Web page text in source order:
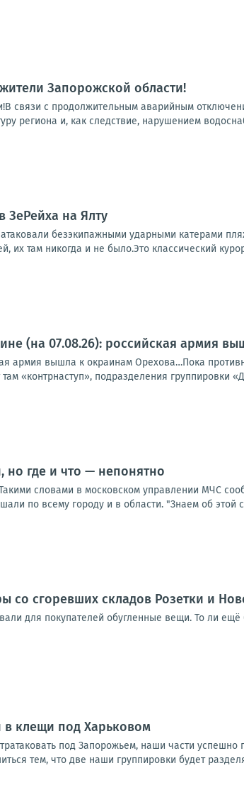
Запорожской области!
связи с продолжительным аварийным
региона и, как следствие, нарушением
ЗеРейха на Ялту
безэкипажными ударными катерами
их там никогда и не было.Это классический
(на 07.08.26): российская армия
армия вышла к окраинам Орехова…Пока
«контрнаступ», подразделения группировки
где и что — непонятно
словами в московском управлении МЧС
по всему городу и в области. "Знаем об этой
со сгоревших складов Розетки и
для покупателей обугленные вещи. То
в клещи под Харьковом
под Запорожьем, наши части
тем, что две наши группировки будет